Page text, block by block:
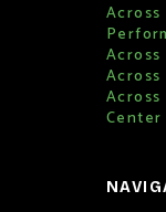
Across
Across
Across
Center